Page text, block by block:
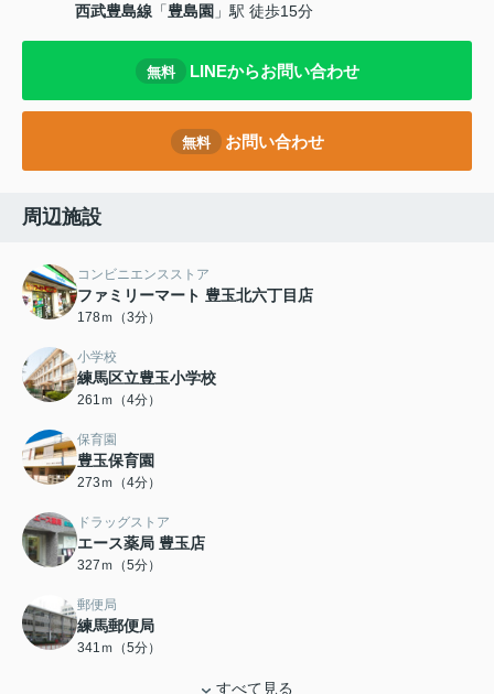
西武豊島線 「豊島園 」駅 徒歩15分
無料 LINEからお問い合わせ
無料 お問い合わせ
周辺施設
コンビニエンスストア
ファミリーマート 豊玉北六丁目店
178ｍ（3分）
小学校
練馬区立豊玉小学校
261ｍ（4分）
保育園
豊玉保育園
273ｍ（4分）
ドラッグストア
エース薬局 豊玉店
327ｍ（5分）
郵便局
練馬郵便局
341ｍ（5分）
すべて見る